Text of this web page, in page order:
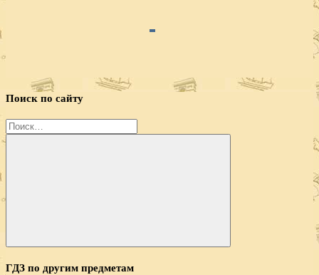
Поиск по сайту
Найти:
Поиск
ГДЗ по другим предметам